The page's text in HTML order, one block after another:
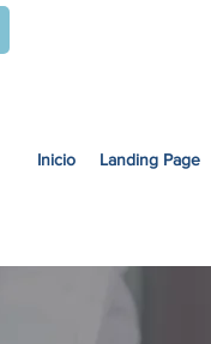
Inicio Landing Page